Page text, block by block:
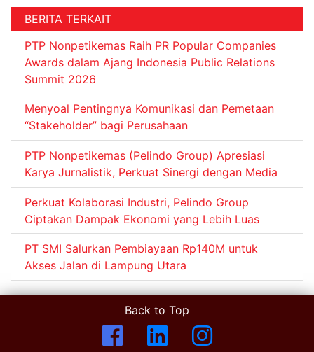
BERITA TERKAIT
PTP Nonpetikemas Raih PR Popular Companies
Awards dalam Ajang Indonesia Public Relations
Summit 2026
Menyoal Pentingnya Komunikasi dan Pemetaan
“Stakeholder” bagi Perusahaan
PTP Nonpetikemas (Pelindo Group) Apresiasi
Karya Jurnalistik, Perkuat Sinergi dengan Media
Perkuat Kolaborasi Industri, Pelindo Group
Ciptakan Dampak Ekonomi yang Lebih Luas
PT SMI Salurkan Pembiayaan Rp140M untuk
Akses Jalan di Lampung Utara
Back to Top